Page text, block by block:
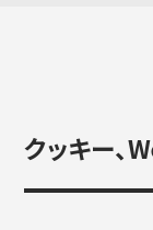
クッキー、